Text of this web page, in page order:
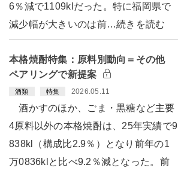
6％減で1109klだった。特に福岡県で
減少幅が大きいのは前…続きを読む
本格焼酎特集：原料別動向＝その他
ペアリングで新提案
酒類 特集 2026.05.11
酒かすのほか、ごま・黒糖など主要
4原料以外の本格焼酎は、25年実績で9
838kl（構成比2.9％）となり前年の1
万0836klと比べ9.2％減となった。前